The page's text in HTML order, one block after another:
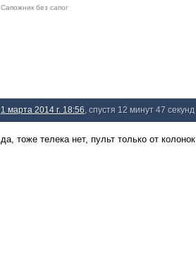
Сапожник без сапог
1 марта 2014 г. 18:56 , спустя 12 минут 47 секунд
да, тоже телека нет, пульт только от